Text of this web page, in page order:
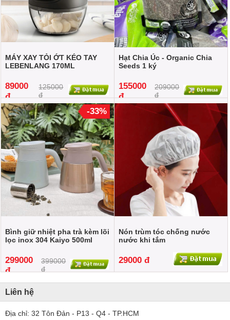
MÁY XAY TỎI ỚT KÉO TAY
LEBENLANG 170ML
89000
đ
125000
đ
Hạt Chia Úc - Organic Chia
Seeds 1 ký
155000
đ
209000
đ
Bình giữ nhiệt pha trà kèm lõi
lọc inox 304 Kaiyo 500ml
299000
đ
399000
đ
-33%
Nón trùm tóc chống nước
nước khi tắm
29000 đ
Liên hệ
Địa chỉ: 32 Tôn Đản - P13 - Q4 - TP.HCM